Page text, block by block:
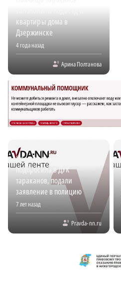
квартиры дома в
Дзержинске
4 года назад
Арина Полтанова
На нижегородку, которая
подбросила в ДУК
тараканов, подали
заявление в полицию
7 лет назад
Pravda-nn.ru